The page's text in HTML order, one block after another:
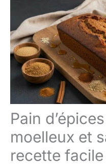
Pain
moelleux et
recette facile